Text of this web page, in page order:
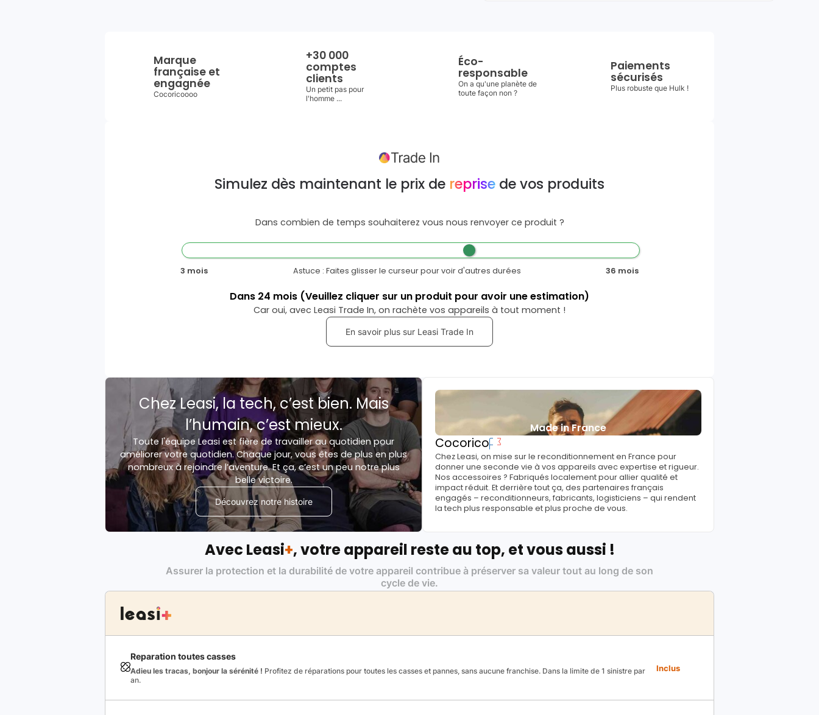
Marque
française et
engagnée
Cocoricoooo
+30 000
comptes
clients
Un petit pas pour
l'homme ...
Éco-
responsable
On a qu'une planète de
toute façon non ?
Paiements
sécurisés
Plus robuste que Hulk !
Simulez dès maintenant le prix de reprise de vos produits
Dans combien de temps souhaiterez vous nous renvoyer ce produit ?
3 mois Astuce : Faites glisser le curseur pour voir d'autres durées 36 mois
Dans 24 mois (Veuillez cliquer sur un produit pour avoir une estimation)
Car oui, avec Leasi Trade In, on rachète vos appareils à tout moment !
En savoir plus sur Leasi Trade In
Chez Leasi, la tech, c’est bien. Mais
l’humain, c’est mieux.
Toute l'équipe Leasi est fière de travailler au quotidien pour
améliorer votre quotidien. Chaque jour, vous êtes de plus en plus
nombreux à rejoindre l’aventure. Et ça, c’est un peu notre plus
belle victoire.
Découvrez notre histoire
Made in France
Cocorico
Chez Leasi, on mise sur le reconditionnement en France pour
donner une seconde vie à vos appareils avec expertise et rigueur.
Nos accessoires ? Fabriqués localement pour allier qualité et
impact réduit. Et derrière tout ça, des partenaires français
engagés – reconditionneurs, fabricants, logisticiens – qui rendent
la tech plus responsable et plus proche de vous.
Avec Leasi+, votre appareil reste au top, et vous aussi !
Assurer la protection et la durabilité de votre appareil contribue à préserver sa valeur tout au long de son
cycle de vie.
Reparation toutes casses
Adieu les tracas, bonjour la sérénité ! Profitez de réparations pour toutes les casses et pannes, sans aucune franchise. Dans la limite de 1 sinistre par
an.
Inclus